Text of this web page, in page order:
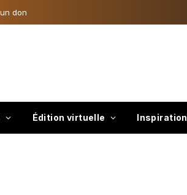
don
Édition virtuelle Inspiration